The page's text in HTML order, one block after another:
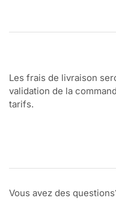
Les frais de livraison
validation de la
tarifs.
Vous avez des